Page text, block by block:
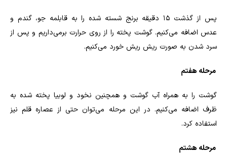
پس از گذشت 15 دقیقه برنج شسته شده را به قابلمه جو، گندم و
عدس اضافه می‌کنیم. گوشت پخته را از روی حرارت برمی‌داریم و پس از
سرد شدن به صورت ریش ریش خورد می‌کنیم‌.
مرحله هفتم
گوشت را به همراه آب گوشت و همچنین نخود و لوبیا پخته شده به
ظرف اضافه می‌کنیم. در این مرحله می‌توان حتی از عصاره قلم نیز
استفاده کرد.
مرحله هشتم